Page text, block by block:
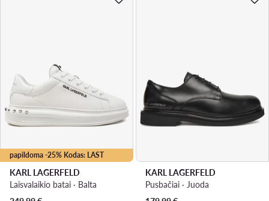
papildoma -25% Kodas: LAST
KARL LAGERFELD
Laisvalaikio batai · Balta
KARL LAGERFELD
Pusbačiai · Juoda